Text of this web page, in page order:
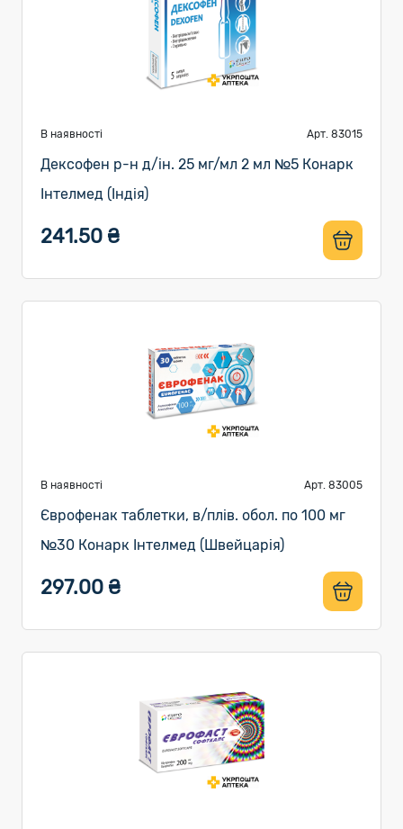
В наявності Арт. 83015
Дексофен р-н д/ін. 25 мг/мл 2 мл №5 Конарк
Інтелмед (Індія)
241.50 ₴
В наявності Арт. 83005
Єврофенак таблетки, в/плів. обол. по 100 мг
№30 Конарк Інтелмед (Швейцарія)
297.00 ₴